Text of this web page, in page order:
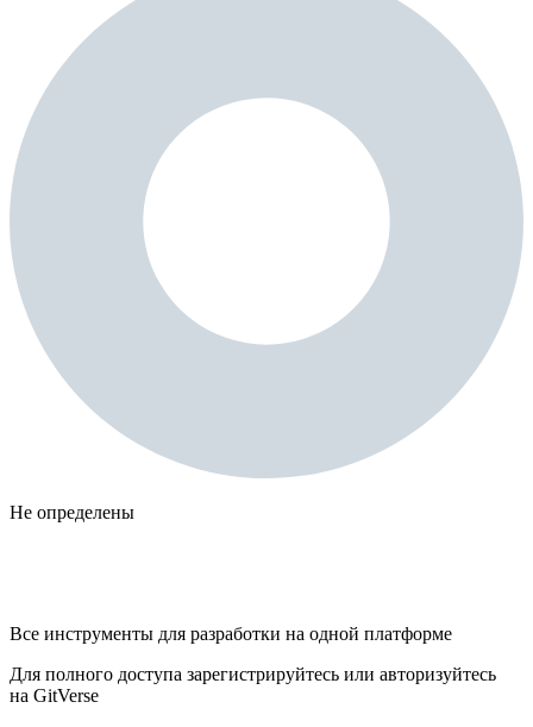
Не определены
Все инструменты для разработки на одной платформе
Для полного доступа зарегистрируйтесь или авторизуйтесь
на GitVerse